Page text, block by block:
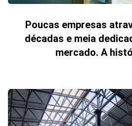
Poucas empresas
décadas e meia
mercado. A